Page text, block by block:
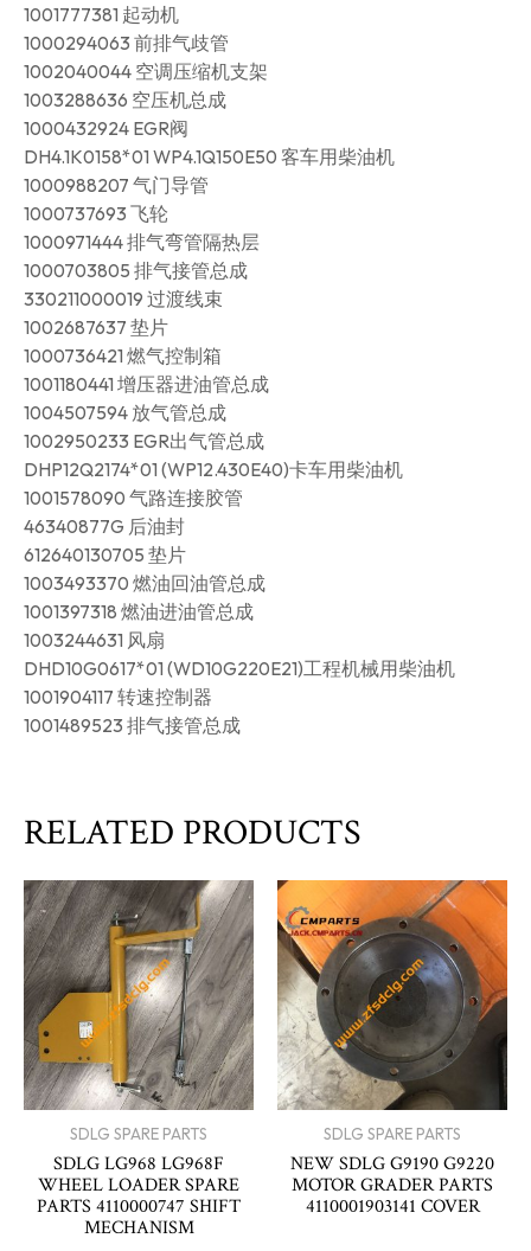
1001777381 起动机
1000294063 前排气歧管
1002040044 空调压缩机支架
1003288636 空压机总成
1000432924 EGR阀
DH4.1K0158*01 WP4.1Q150E50 客车用柴油机
1000988207 气门导管
1000737693 飞轮
1000971444 排气弯管隔热层
1000703805 排气接管总成
330211000019 过渡线束
1002687637 垫片
1000736421 燃气控制箱
1001180441 增压器进油管总成
1004507594 放气管总成
1002950233 EGR出气管总成
DHP12Q2174*01 (WP12.430E40)卡车用柴油机
1001578090 气路连接胶管
46340877G 后油封
612640130705 垫片
1003493370 燃油回油管总成
1001397318 燃油进油管总成
1003244631 风扇
DHD10G0617*01 (WD10G220E21)工程机械用柴油机
1001904117 转速控制器
1001489523 排气接管总成
RELATED PRODUCTS
SDLG SPARE PARTS
SDLG LG968 LG968F
WHEEL LOADER SPARE
PARTS 4110000747 SHIFT
MECHANISM
SDLG SPARE PARTS
NEW SDLG G9190 G9220
MOTOR GRADER PARTS
4110001903141 COVER